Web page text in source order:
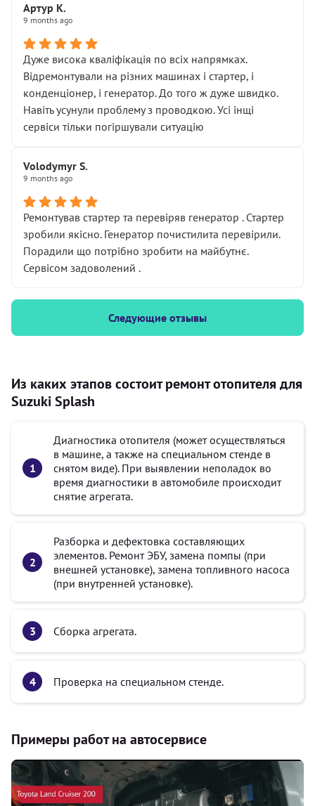
Артур К.
9 months ago
Дуже висока кваліфікація по всіх напрямках.
Відремонтували на різних машинах і стартер, і
конденціонер, і генератор. До того ж дуже швидко.
Навіть усунули проблему з проводкою. Усі інщі
сервіси тільки погіршували ситуацію
Volodymyr S.
9 months ago
Ремонтував стартер та перевіряв генератор . Стартер
зробили якісно. Генератор почистилита перевірили.
Порадили що потрібно зробити на майбутнє.
Сервісом задоволений .
Следующие отзывы
Из каких этапов состоит ремонт отопителя для
Suzuki Splash
Диагностика отопителя (может осуществляться
в машине, а также на специальном стенде в
снятом виде). При выявлении неполадок во
время диагностики в автомобиле происходит
снятие агрегата.
Разборка и дефектовка составляющих
элементов. Ремонт ЭБУ, замена помпы (при
внешней установке), замена топливного насоса
(при внутренней установке).
Сборка агрегата.
Проверка на специальном стенде.
Примеры работ на автосервисе